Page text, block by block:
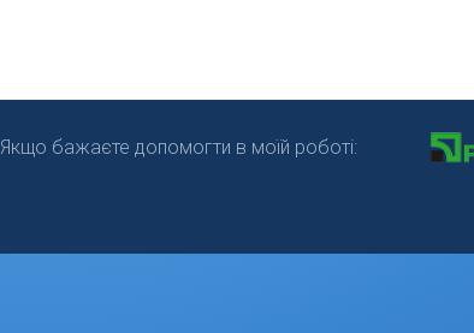
Якщо бажаєте допомогти в моїй роботі: